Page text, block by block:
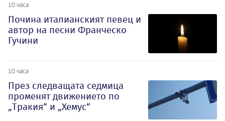
10 часа
Почина италианският певец и
автор на песни Франческо
Гучини
10 часа
През следващата седмица
променят движението по
„Тракия“ и „Хемус“